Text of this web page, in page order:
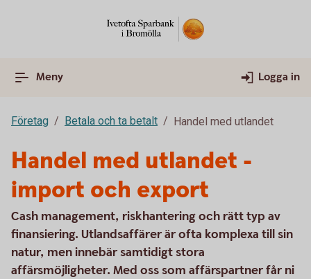
Meny Logga in
Företag Betala och ta betalt Handel med utlandet
Handel med utlandet -
import och export
Cash management, riskhantering och rätt typ av
finansiering. Utlandsaffärer är ofta komplexa till sin
natur, men innebär samtidigt stora
affärsmöjligheter. Med oss som affärspartner får ni